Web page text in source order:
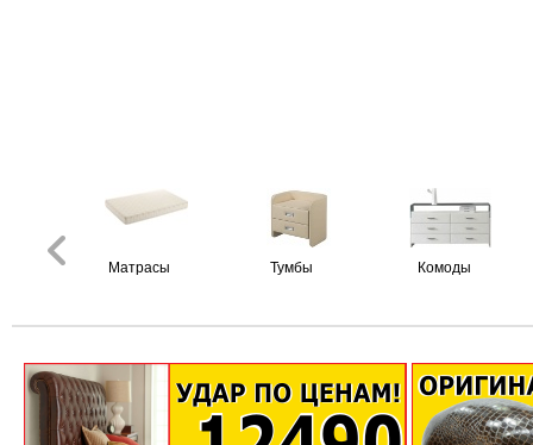
Матрасы Тумбы Комоды